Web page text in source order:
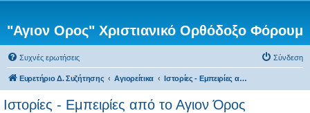
"Αγιον Ορος" Χριστιανικό Ορθόδοξο Φόρουμ
Συχνές ερωτήσεις Σύνδεση
Ευρετήριο Δ. Συζήτησης Αγιορείτικα Ιστορίες - Εμπειρίες από το Αγιον Όρος
Ιστορίες - Εμπειρίες από το Αγιον Όρος